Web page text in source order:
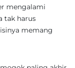
mengalami
tak harus
memang